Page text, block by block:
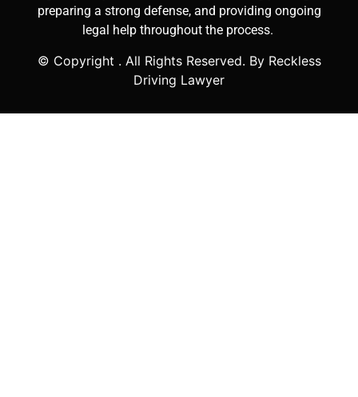
preparing a strong defense, and providing ongoing
legal help throughout the process.
© Copyright . All Rights Reserved. By Reckless
Driving Lawyer